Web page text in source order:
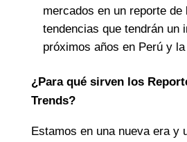
mercados en un reporte de
tendencias que tendrán un
próximos años en Perú y
¿Para qué sirven los
Trends?
Estamos en una nueva era y